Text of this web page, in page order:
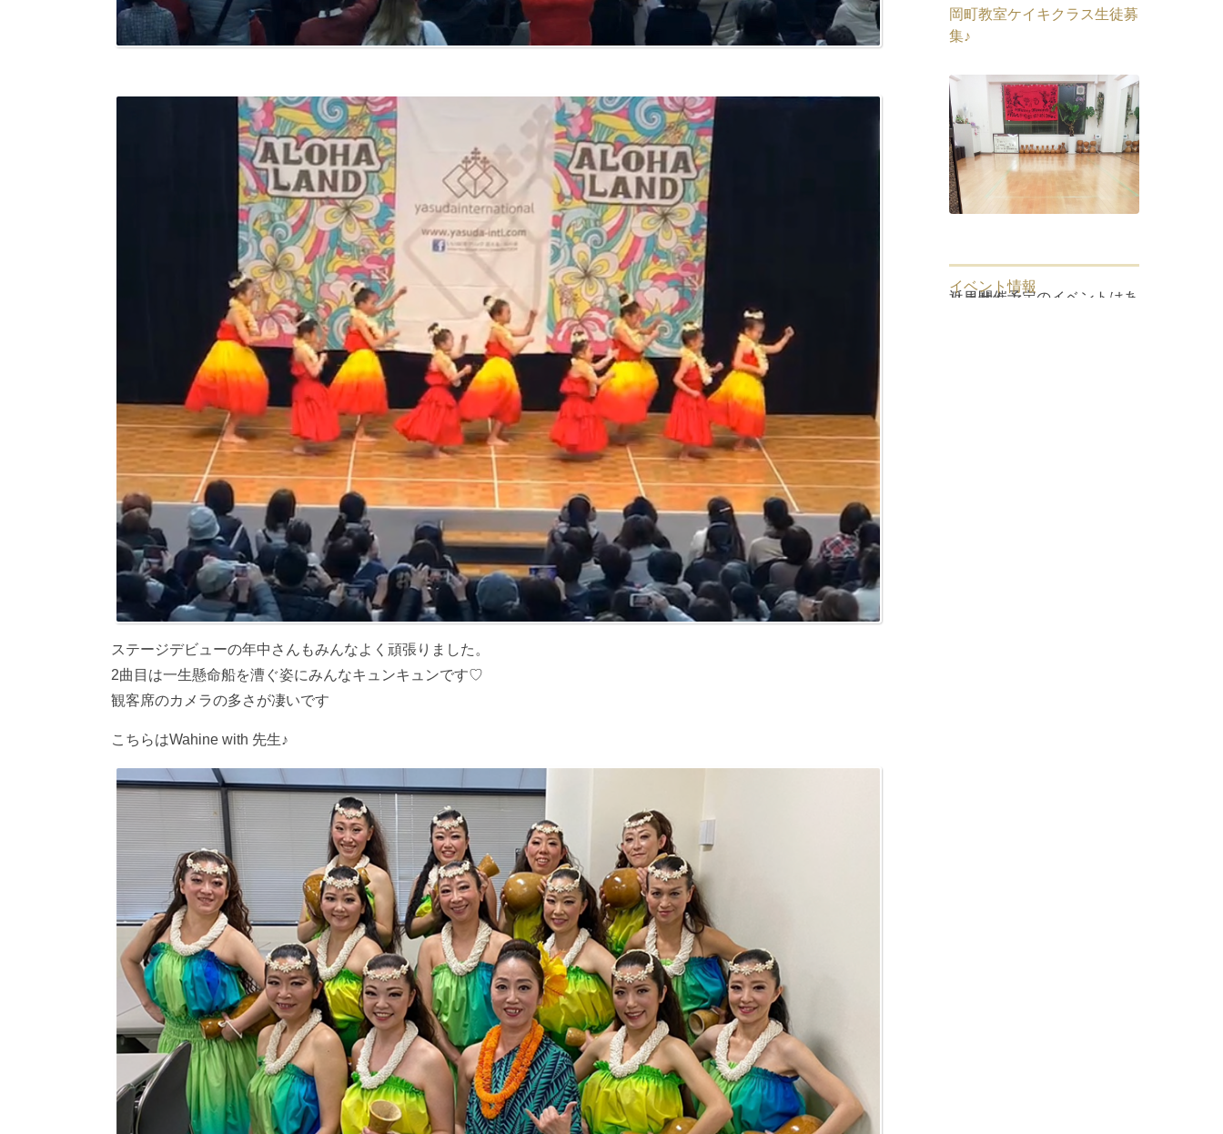
ステージデビューの年中さんもみんなよく頑張りました。
2曲目は一生懸命船を漕ぐ姿にみんなキュンキュンです♡
観客席のカメラの多さが凄いです
こちらはWahine with 先生♪
岡町教室ケイキクラス生徒募
集♪
イベント情報
近日開催予定のイベントはありません